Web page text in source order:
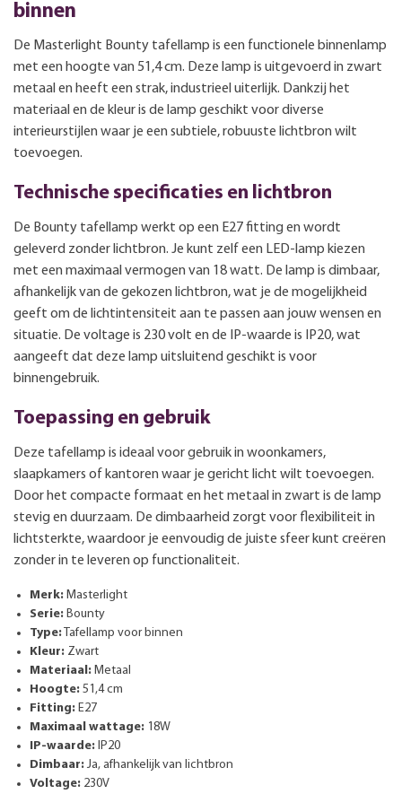
binnen
De Masterlight Bounty tafellamp is een functionele binnenlamp
met een hoogte van 51,4 cm. Deze lamp is uitgevoerd in zwart
metaal en heeft een strak, industrieel uiterlijk. Dankzij het
materiaal en de kleur is de lamp geschikt voor diverse
interieurstijlen waar je een subtiele, robuuste lichtbron wilt
toevoegen.
Technische specificaties en lichtbron
De Bounty tafellamp werkt op een E27 fitting en wordt
geleverd zonder lichtbron. Je kunt zelf een LED-lamp kiezen
met een maximaal vermogen van 18 watt. De lamp is dimbaar,
afhankelijk van de gekozen lichtbron, wat je de mogelijkheid
geeft om de lichtintensiteit aan te passen aan jouw wensen en
situatie. De voltage is 230 volt en de IP-waarde is IP20, wat
aangeeft dat deze lamp uitsluitend geschikt is voor
binnengebruik.
Toepassing en gebruik
Deze tafellamp is ideaal voor gebruik in woonkamers,
slaapkamers of kantoren waar je gericht licht wilt toevoegen.
Door het compacte formaat en het metaal in zwart is de lamp
stevig en duurzaam. De dimbaarheid zorgt voor flexibiliteit in
lichtsterkte, waardoor je eenvoudig de juiste sfeer kunt creëren
zonder in te leveren op functionaliteit.
Merk: Masterlight
Serie: Bounty
Type:Tafellamp voor binnen
Kleur: Zwart
Materiaal: Metaal
Hoogte: 51,4 cm
Fitting: E27
Maximaal wattage: 18W
IP-waarde: IP20
Dimbaar: Ja, afhankelijk van lichtbron
Voltage: 230V